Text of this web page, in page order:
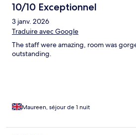
10/10 Exceptionnel
3 janv. 2026
Traduire avec Google
The staff were amazing, room was
outstanding.
Maureen, séjour de 1 nuit